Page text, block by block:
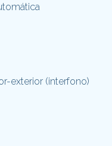
exterior (interfono)